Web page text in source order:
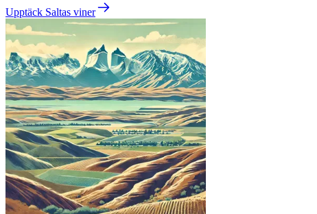
Upptäck Saltas viner